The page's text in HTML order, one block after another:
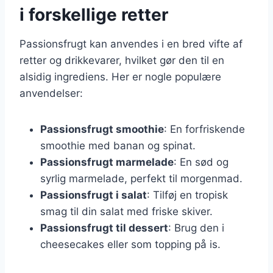
i forskellige retter
Passionsfrugt kan anvendes i en bred vifte af
retter og drikkevarer, hvilket gør den til en
alsidig ingrediens. Her er nogle populære
anvendelser:
Passionsfrugt smoothie: En forfriskende
smoothie med banan og spinat.
Passionsfrugt marmelade: En sød og
syrlig marmelade, perfekt til morgenmad.
Passionsfrugt i salat: Tilføj en tropisk
smag til din salat med friske skiver.
Passionsfrugt til dessert: Brug den i
cheesecakes eller som topping på is.